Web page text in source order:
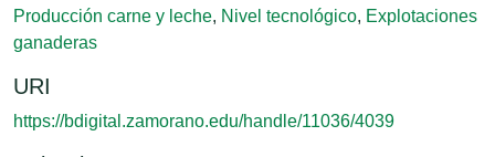
Producción carne y leche, Nivel tecnológico, Explotaciones
ganaderas
URI
https://bdigital.zamorano.edu/handle/11036/4039